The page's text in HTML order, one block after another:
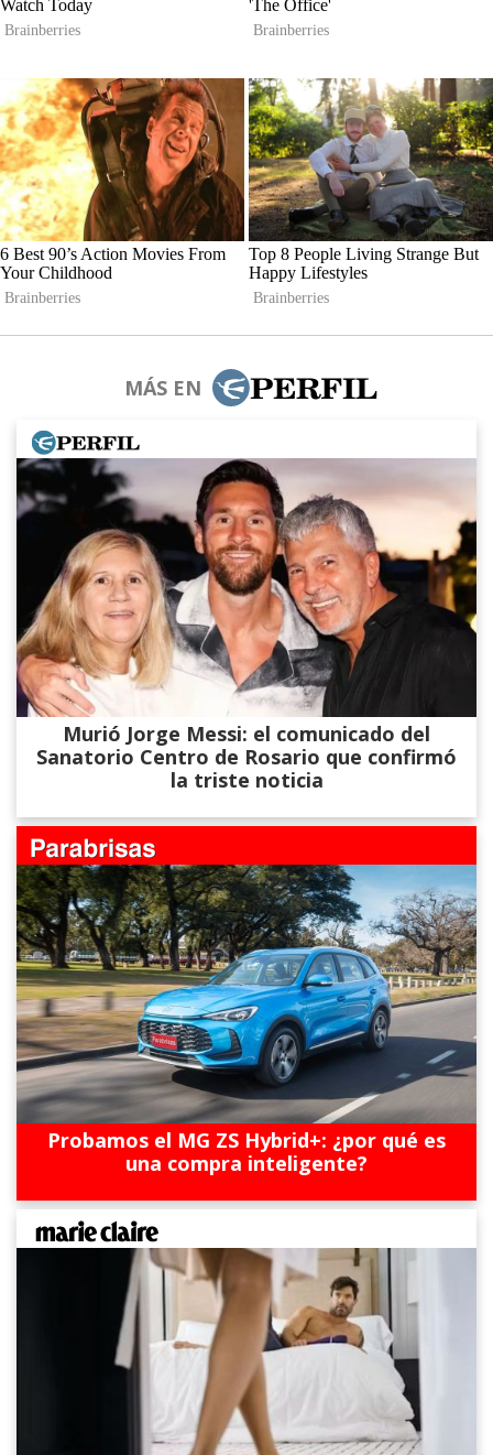
MÁS EN
Murió Jorge Messi: el comunicado del
Sanatorio Centro de Rosario que confirmó
la triste noticia
Probamos el MG ZS Hybrid+: ¿por qué es
una compra inteligente?